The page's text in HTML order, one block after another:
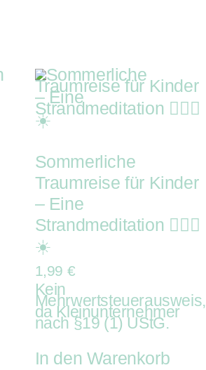
Sommerliche
Traumreise für Kinder
– Eine
Strandmeditation 🧘🏼‍♀️
☀️
1,99 €
Kein
Mehrwertsteuerausweis,
da Kleinunternehmer
nach §19 (1) UStG.
In den Warenkorb